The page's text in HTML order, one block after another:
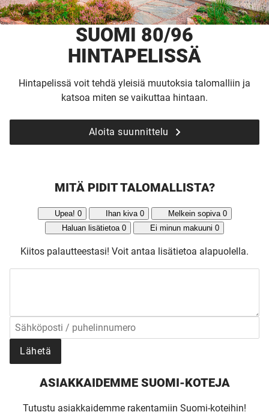
SUOMI 80/96
HINTAPELISSÄ
Hintapelissä voit tehdä yleisiä muutoksia talomalliin ja
katsoa miten se vaikuttaa hintaan.
Aloita suunnittelu
MITÄ PIDIT TALOMALLISTA?
Upea! 0 Ihan kiva 0 Melkein sopiva 0
Haluan lisätietoa 0 Ei minun makuuni 0
Kiitos palautteestasi! Voit antaa lisätietoa alapuolella.
Lähetä
ASIAKKAIDEMME SUOMI-KOTEJA
Tutustu asiakkaidemme rakentamiin Suomi-koteihin!
Tilaa esite